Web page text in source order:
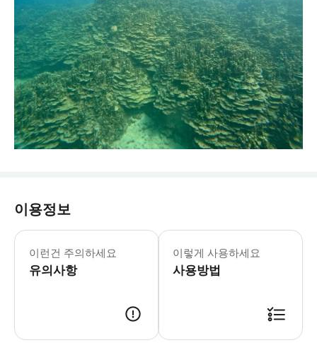
이용정보
이런건 주의하세요
유의사항
이렇게 사용하세요
사용방법